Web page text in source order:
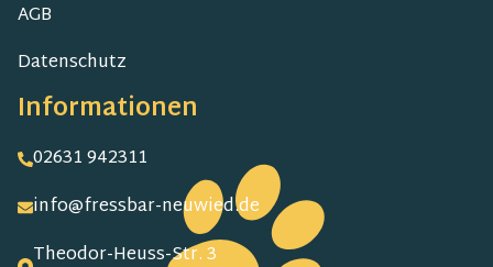
AGB
Datenschutz
Informationen
02631 942311
info@fressbar-neuwied.de
Theodor-Heuss-Str. 3